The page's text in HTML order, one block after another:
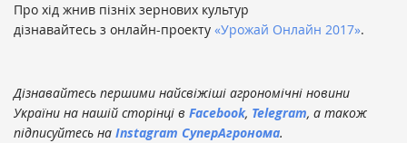
Про хід жнив пізніх зернових культур
дізнавайтесь з онлайн-проекту «Урожай Онлайн 2017».
Дізнавайтесь першими найсвіжіші агрономічні новини
України на нашій сторінці в Facebook, Telegram, а також
підписуйтесь на Instagram СуперАгронома.